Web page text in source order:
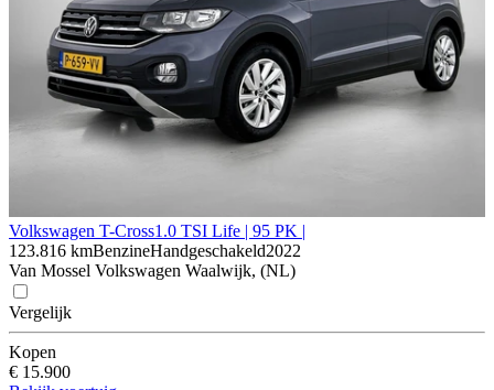
Volkswagen T-Cross1.0 TSI Life | 95 PK |
123.816 kmBenzineHandgeschakeld2022
Van Mossel Volkswagen Waalwijk, (NL)
Vergelijk
Kopen
€ 15.900